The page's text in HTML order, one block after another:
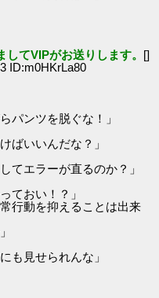
してVIPがお送りします。 []
ID:m0HKrLa80
パンツを脱ぐな！」
ばいいんだな？」
てエラーが直るのか？」
ておい！？」
行動を抑えることは出来
も見せられんな」